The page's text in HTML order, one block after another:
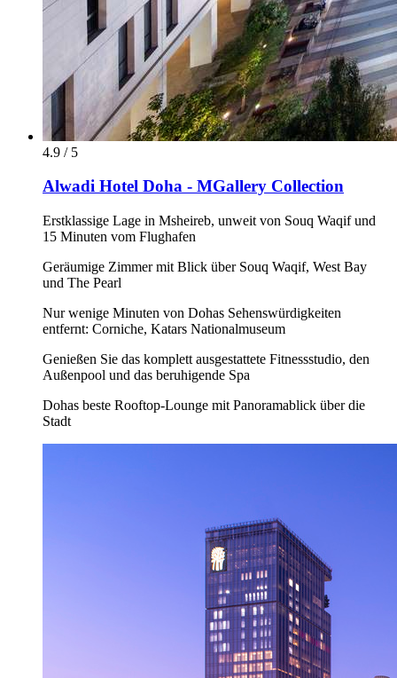
4.9 / 5
Alwadi Hotel Doha - MGallery Collection
Erstklassige Lage in Msheireb, unweit von Souq Waqif und
15 Minuten vom Flughafen
Geräumige Zimmer mit Blick über Souq Waqif, West Bay
und The Pearl
Nur wenige Minuten von Dohas Sehenswürdigkeiten
entfernt: Corniche, Katars Nationalmuseum
Genießen Sie das komplett ausgestattete Fitnessstudio, den
Außenpool und das beruhigende Spa
Dohas beste Rooftop-Lounge mit Panoramablick über die
Stadt